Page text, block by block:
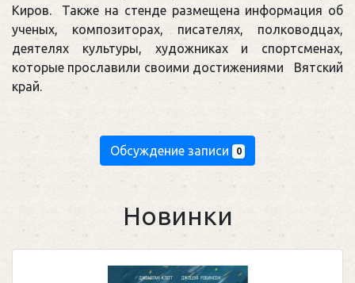
Киров. Также на стенде размещена информация об
ученых, композиторах, писателях, полководцах,
деятелях культуры, художниках и спортсменах,
которые прославили своими достижениями Вятский
край.
Обсуждение записи 0
Новинки